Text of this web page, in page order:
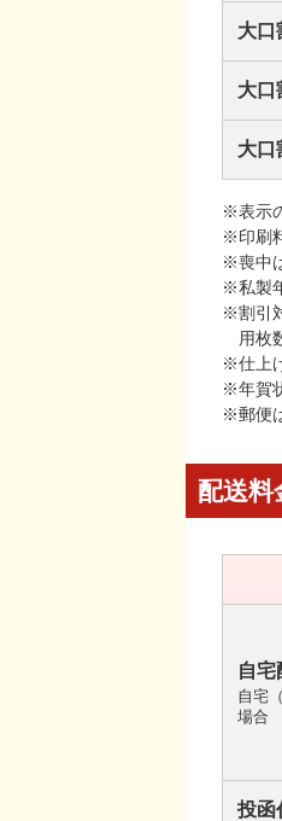
大口
大口
大口
※表示
※印刷
※喪中
※私製
※割引
用枚
※仕上
※年賀
※郵便
配送料
自宅
自宅
場合
投函